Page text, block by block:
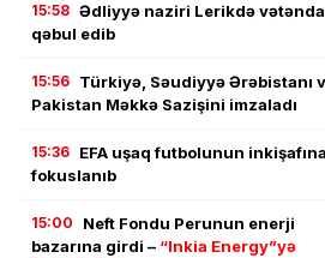
15:58 Ədliyyə naziri Lerikdə
qəbul edib
15:56 Türkiyə, Səudiyyə Ərəbistanı
Pakistan Məkkə Sazişini imzaladı
15:36 EFA uşaq futbolunun inkişafına
fokuslanıb
15:00
Neft Fondu Perunun enerji
bazarına girdi – “Inkia Energy”yə